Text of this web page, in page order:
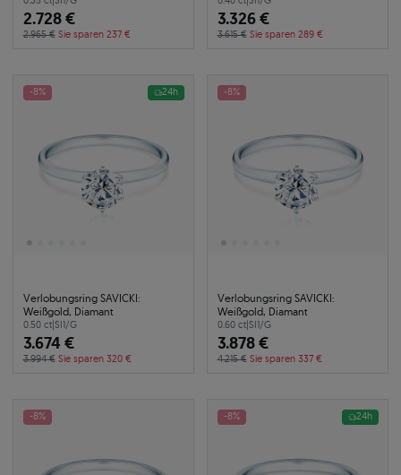
2.728 €
2.965 € Sie sparen 237 €
3.326 €
3.615 € Sie sparen 289 €
-8% 24h
Verlobungsring SAVICKI:
Weißgold, Diamant
0.50 ct|SI1/G
3.674 €
3.994 € Sie sparen 320 €
-8%
Verlobungsring SAVICKI:
Weißgold, Diamant
0.60 ct|SI1/G
3.878 €
4.215 € Sie sparen 337 €
-8% -8% 24h